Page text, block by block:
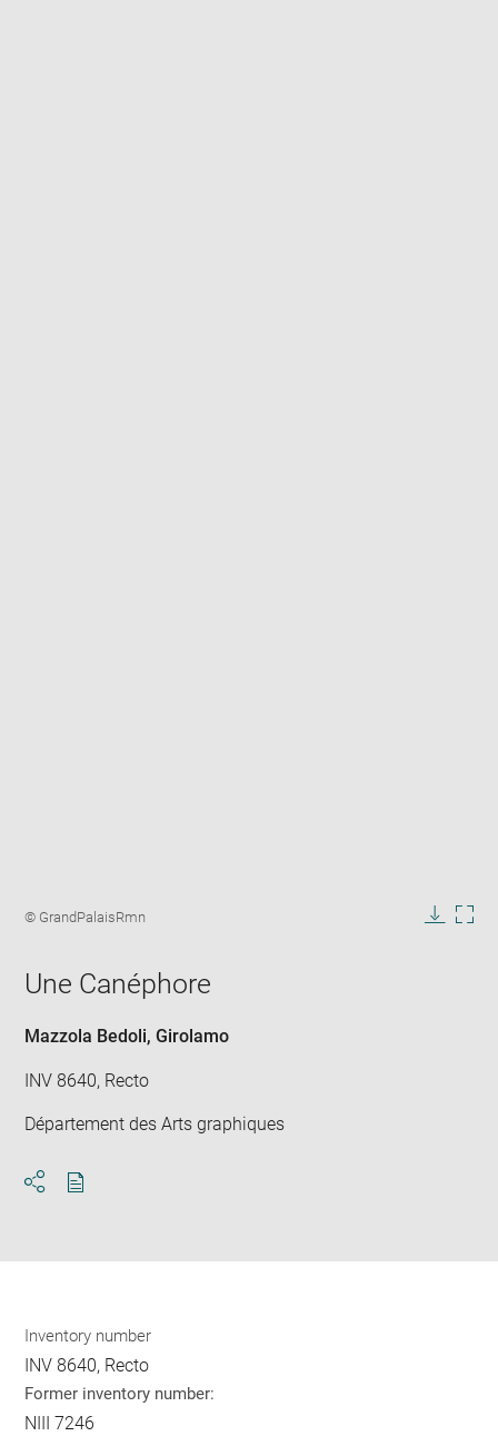
Image
© GrandPalaisRmn
Une Canéphore
Mazzola Bedoli, Girolamo
INV 8640, Recto
Département des Arts graphiques
Inventory number
INV 8640, Recto
Former inventory number:
NIII 7246